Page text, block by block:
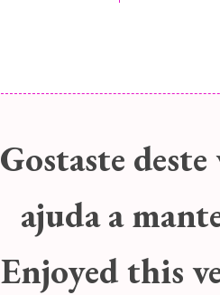
Gostaste
ajuda a
Enjoyed this